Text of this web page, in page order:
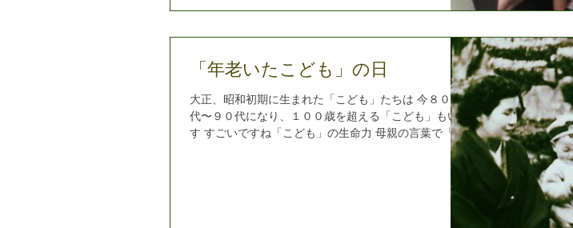
「年老いたこども」の日
大正、昭和初期に生まれた「こども」たちは 今８０
代〜９０代になり、１００歳を超える「こども」もいま
す すごいですね「こども」の生命力 母親の言葉で「い
くつになっても私のこども」というセリフを聞きますが
年老いた「こども」たちが介護を必要としている今...